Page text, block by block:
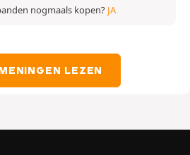
nogmaals kopen? JA
LEZEN